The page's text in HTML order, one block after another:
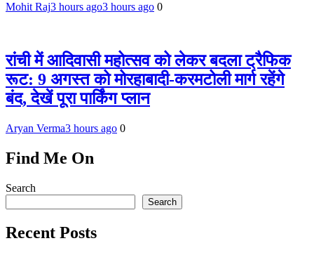
Mohit Raj3 hours ago3 hours ago 0
रांची में आदिवासी महोत्सव को लेकर बदला ट्रैफिक
रूट: 9 अगस्त को मोरहाबादी-करमटोली मार्ग रहेंगे
बंद, देखें पूरा पार्किंग प्लान
Aryan Verma3 hours ago 0
Find Me On
Search
Search
Recent Posts